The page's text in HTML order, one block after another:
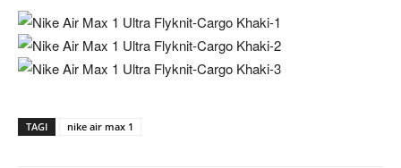
TAGI nike air max 1